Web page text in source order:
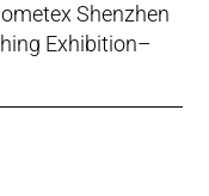
Shenzhen
Exhibition–